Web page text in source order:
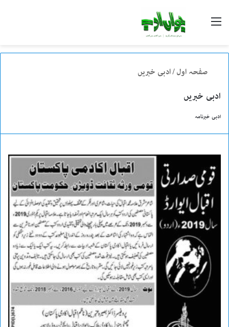
تلاش
صفحہ اول/ادبی خبریں
ادبی خبریں
ادبی خبرنامہ